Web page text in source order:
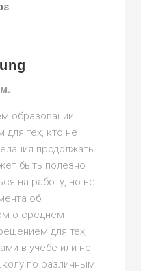
образовании
тех, кто не
продолжать
быть полезно
на работу, но не
об
о среднем
для тех,
в учебе или не
по различным